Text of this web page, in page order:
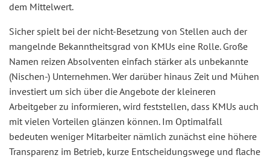
dem Mittelwert.
Sicher spielt bei der nicht-Besetzung von Stellen auch der
mangelnde Bekanntheitsgrad von KMUs eine Rolle. Große
Namen reizen Absolventen einfach stärker als unbekannte
(Nischen-) Unternehmen. Wer darüber hinaus Zeit und Mühen
investiert um sich über die Angebote der kleineren
Arbeitgeber zu informieren, wird feststellen, dass KMUs auch
mit vielen Vorteilen glänzen können. Im Optimalfall
bedeuten weniger Mitarbeiter nämlich zunächst eine höhere
Transparenz im Betrieb, kurze Entscheidungswege und flache